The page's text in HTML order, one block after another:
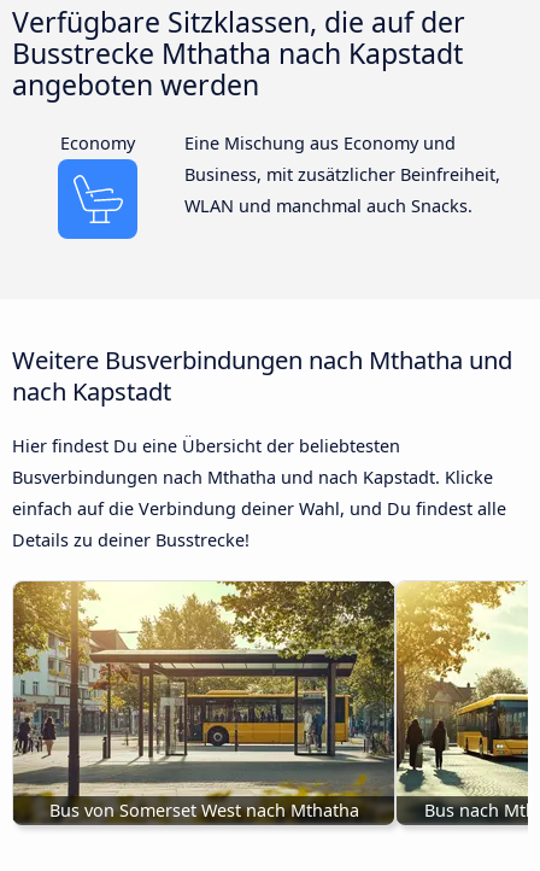
Verfügbare Sitzklassen, die auf der
Busstrecke Mthatha nach Kapstadt
angeboten werden
Economy
Eine Mischung aus Economy und
Business, mit zusätzlicher Beinfreiheit,
WLAN und manchmal auch Snacks.
Weitere Busverbindungen nach Mthatha und
nach Kapstadt
Hier findest Du eine Übersicht der beliebtesten
Busverbindungen nach Mthatha und nach Kapstadt. Klicke
einfach auf die Verbindung deiner Wahl, und Du findest alle
Details zu deiner Busstrecke!
Bus von Somerset West nach Mthatha Bus nach